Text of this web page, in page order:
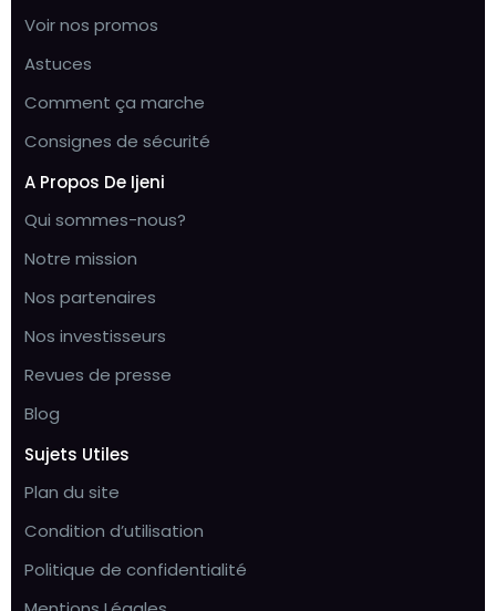
Voir nos promos
Astuces
Comment ça marche
Consignes de sécurité
A Propos De Ijeni
Qui sommes-nous?
Notre mission
Nos partenaires
Nos investisseurs
Revues de presse
Blog
Sujets Utiles
Plan du site
Condition d’utilisation
Politique de confidentialité